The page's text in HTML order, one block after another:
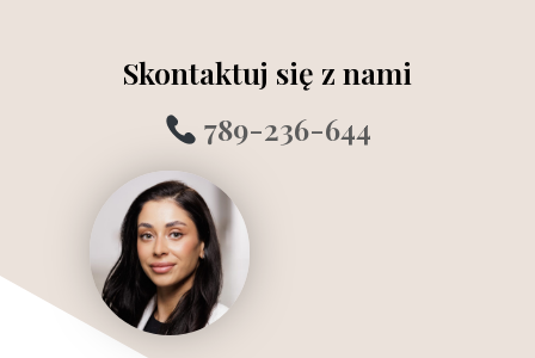
Skontaktuj się z nami
789-236-644